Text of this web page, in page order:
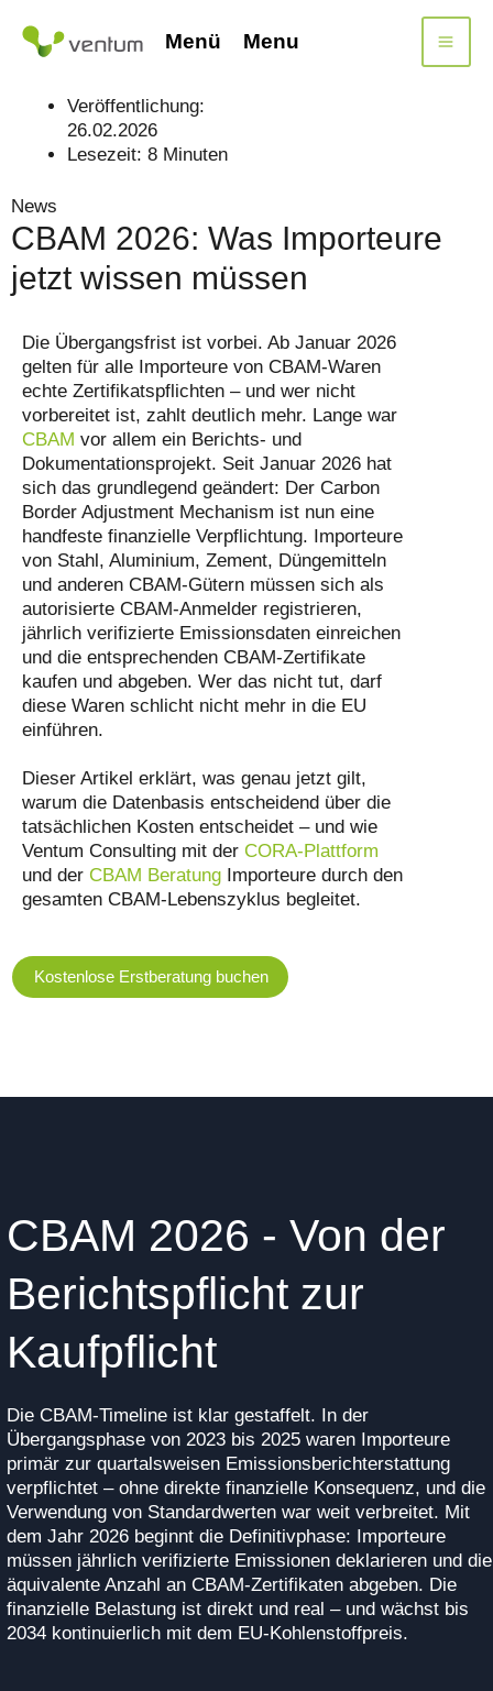
Inhalt
springen
Menü Menu
Veröffentlichung:
26.02.2026
Lesezeit: 8 Minuten
News
CBAM 2026: Was Importeure
jetzt wissen müssen
Die Übergangsfrist ist vorbei. Ab Januar 2026
gelten für alle Importeure von CBAM-Waren
echte Zertifikatspflichten – und wer nicht
vorbereitet ist, zahlt deutlich mehr. Lange war
CBAM vor allem ein Berichts- und
Dokumentationsprojekt. Seit Januar 2026 hat
sich das grundlegend geändert: Der Carbon
Border Adjustment Mechanism ist nun eine
handfeste finanzielle Verpflichtung. Importeure
von Stahl, Aluminium, Zement, Düngemitteln
und anderen CBAM-Gütern müssen sich als
autorisierte CBAM-Anmelder registrieren,
jährlich verifizierte Emissionsdaten einreichen
und die entsprechenden CBAM-Zertifikate
kaufen und abgeben. Wer das nicht tut, darf
diese Waren schlicht nicht mehr in die EU
einführen.
Dieser Artikel erklärt, was genau jetzt gilt,
warum die Datenbasis entscheidend über die
tatsächlichen Kosten entscheidet – und wie
Ventum Consulting mit der CORA-Plattform
und der CBAM Beratung Importeure durch den
gesamten CBAM-Lebenszyklus begleitet.
Kostenlose Erstberatung buchen
CBAM 2026 - Von der
Berichtspflicht zur
Kaufpflicht
Die CBAM-Timeline ist klar gestaffelt. In der
Übergangsphase von 2023 bis 2025 waren Importeure
primär zur quartalsweisen Emissionsberichterstattung
verpflichtet – ohne direkte finanzielle Konsequenz, und die
Verwendung von Standardwerten war weit verbreitet. Mit
dem Jahr 2026 beginnt die Definitivphase: Importeure
müssen jährlich verifizierte Emissionen deklarieren und die
äquivalente Anzahl an CBAM-Zertifikaten abgeben. Die
finanzielle Belastung ist direkt und real – und wächst bis
2034 kontinuierlich mit dem EU-Kohlenstoffpreis.